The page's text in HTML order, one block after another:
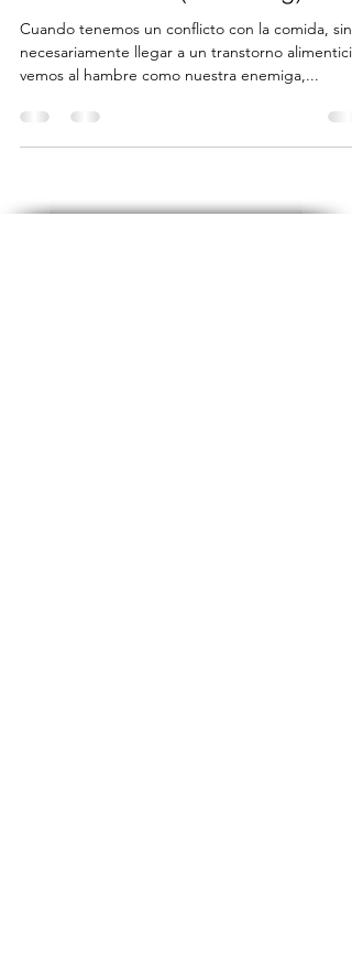
Cuando tenemos un conflicto con la comida, sin
necesariamente llegar a un transtorno
vemos al hambre como nuestra enemiga,...